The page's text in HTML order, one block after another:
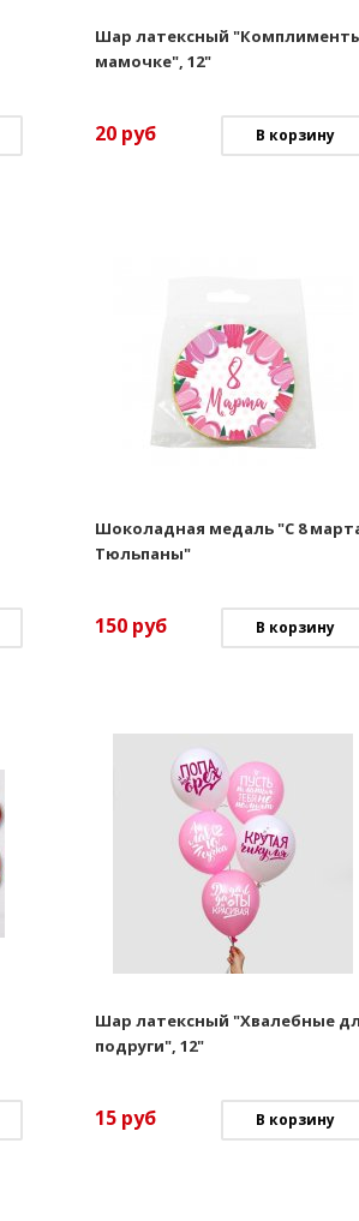
Шар латексный
мамочке", 12"
20 руб В корзину
Шоколадная медаль "С 8
Тюльпаны"
150 руб В корзину
Шар латексный "Хвалебные
подруги", 12"
15 руб В корзину